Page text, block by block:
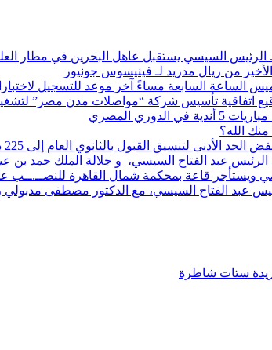
الرئيس السيسي يستقبل عاهل البحرين في مطار
من ريال مدريد لـ فينيسوس جونيور
الساعة السابعة مساءً آخر موعد للتسجيل
اتفاقية تأسيس شركة “مواصلات مدن مصر”
الدوري المصري
منك الله؟
الأدنى لتنسيق القبول بالثانوي العام إلى 225 درجة
الرئيس عبد الفتاح السيسي، و جلالة الملك حمد
قاعة بمحكمة شمال القاهرة للنصــ.ــب
عبد الفتاح السيسي، مع الدكتور مصطفى مدبولي